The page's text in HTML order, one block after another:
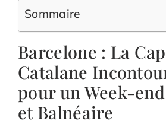
Sommaire
Barcelone : La
Catalane
pour un Week-
et Balnéaire